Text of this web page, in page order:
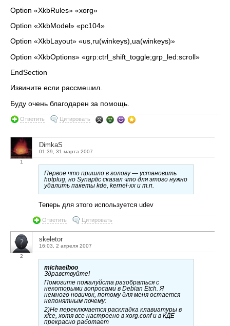
Option «XkbRules» «xorg»
Option «XkbModel» «pc104»
Option «XkbLayout» «us,ru(winkeys),ua(winkeys)»
Option «XkbOptions» «grp:ctrl_shift_toggle;grp_led:scroll»
EndSection
Извините если рассмешил.
Буду очень благодарен за помощь.
Ответить Цитировать
1
DimkaS
01:39, 31 марта 2007
Первое что пришло в голову — установить
hotplug, но Synaptic сказал что для этого нужно
удалить пакеты kde, kernel-xx и т.п.
Теперь для этого используется udev
Ответить Цитировать
2
skeletor
16:03, 2 апреля 2007
michaelboo
Здравствуйте!
Помогите пожалуйста разобраться с
некоторыми вопросами в Debian Etch. Я
немного новичок, потому для меня остается
непонятным почему:
2)Не переключается раскладка клавиатуры в
xfce, хотя все настроено в xorg.conf и в КДЕ
прекрасно работает